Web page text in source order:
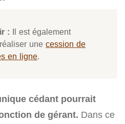
: Il est également
une cession de
en ligne.
cédant pourrait
de gérant. Dans ce